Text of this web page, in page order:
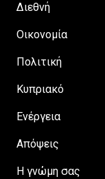
Διεθνή
Οικονομία
Πολιτική
Κυπριακό
Ενέργεια
Απόψεις
H γνώμη σας